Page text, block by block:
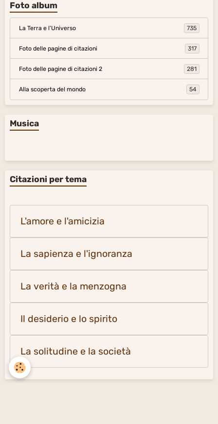
Foto album
La Terra e l'Universo 735
Foto delle pagine di citazioni 317
Foto delle pagine di citazioni 2 281
Alla scoperta del mondo 54
Musica
Citazioni per tema
L'amore e l'amicizia
La sapienza e l'ignoranza
La verità e la menzogna
Il desiderio e lo spirito
La solitudine e la società